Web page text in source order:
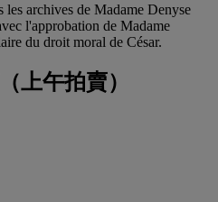
les archives de Madame Denyse
l'approbation de Madame
du droit moral de César.
上午拍賣）